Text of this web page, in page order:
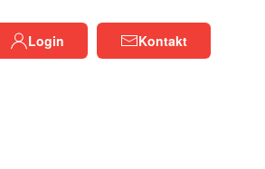
Login Kontakt